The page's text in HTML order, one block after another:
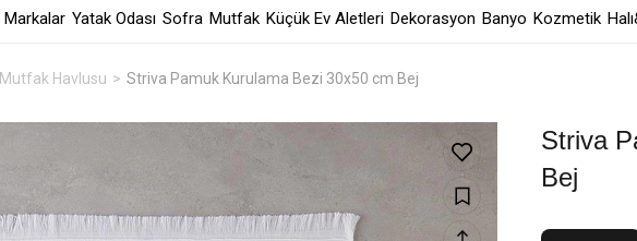
Markalar Yatak Odası Sofra Mutfak Küçük Ev Aletleri Dekorasyon Banyo Kozmetik
Mutfak Havlusu Striva Pamuk Kurulama Bezi 30x50 cm Bej
Striva
Bej